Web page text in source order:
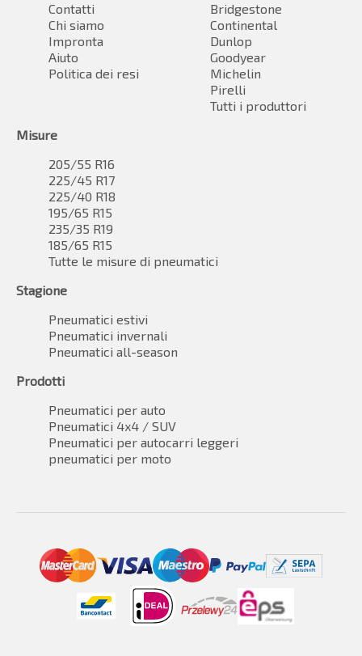
Contatti
Chi siamo
Impronta
Aiuto
Politica dei resi
Bridgestone
Continental
Dunlop
Goodyear
Michelin
Pirelli
Tutti i produttori
Misure
205/55 R16
225/45 R17
225/40 R18
195/65 R15
235/35 R19
185/65 R15
Tutte le misure di pneumatici
Stagione
Pneumatici estivi
Pneumatici invernali
Pneumatici all-season
Prodotti
Pneumatici per auto
Pneumatici 4x4 / SUV
Pneumatici per autocarri leggeri
pneumatici per moto